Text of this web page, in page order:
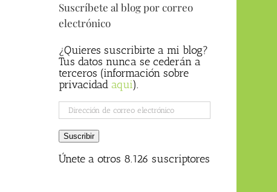
Suscríbete al blog por correo
electrónico
¿Quieres suscribirte a mi blog?
Tus datos nunca se cederán a
terceros (información sobre
privacidad aqui).
Dirección
de
correo
electrónico
Suscribir
Únete a otros 8.126 suscriptores